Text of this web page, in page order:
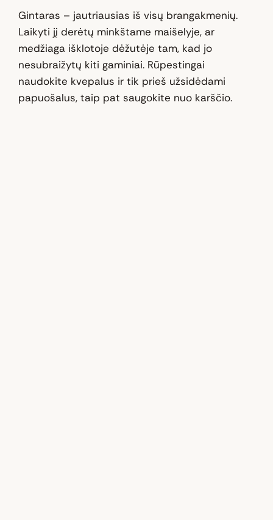
Gintaras – jautriausias iš visų brangakmenių.
Laikyti jį derėtų minkštame maišelyje, ar
medžiaga išklotoje dėžutėje tam, kad jo
nesubraižytų kiti gaminiai. Rūpestingai
naudokite kvepalus ir tik prieš užsidėdami
papuošalus, taip pat saugokite nuo karščio.